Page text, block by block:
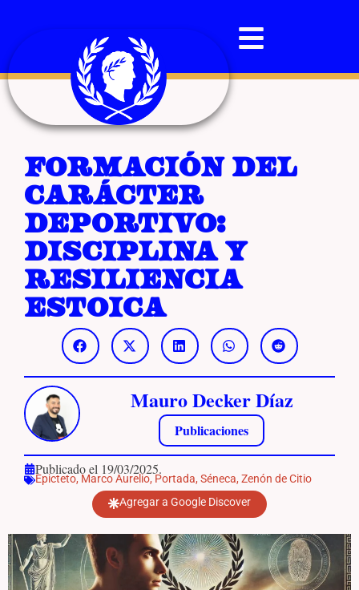
Formación del
carácter
deportivo:
disciplina y
resiliencia
estoica
Mauro Decker Díaz
Publicaciones
Publicado el 19/03/2025.
Epicteto, Marco Aurelio, Portada, Séneca, Zenón de Citio
Agregar a Google Discover